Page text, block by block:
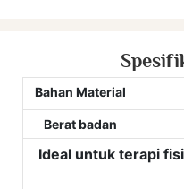
Bahan Material
Berat badan
Ideal untuk terapi